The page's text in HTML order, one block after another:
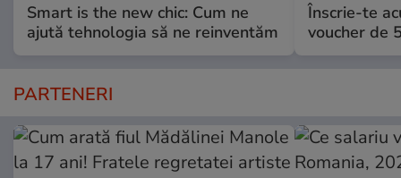
Smart is the new chic: Cum ne
ajută tehnologia să ne reinventăm
Înscrie-te
voucher de
PARTENERI